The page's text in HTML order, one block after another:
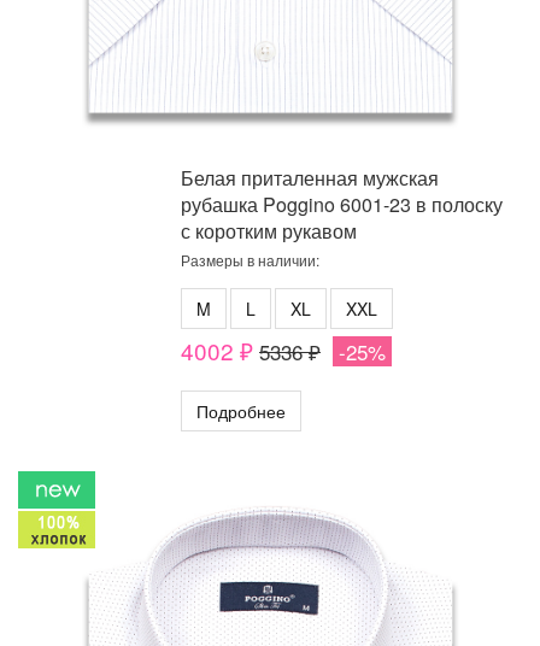
Белая приталенная мужская
рубашка Poggino 6001-23 в полоску
с коротким рукавом
Размеры в наличии:
M L XL XXL
4002 ₽ 5336 ₽ -25%
Подробнее